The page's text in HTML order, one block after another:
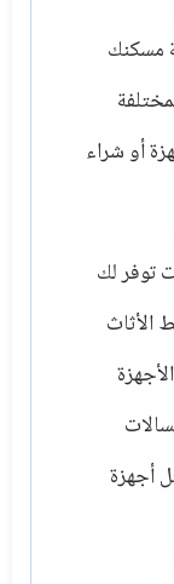
مسكنك
أو شراء
توفر لك
الأثاث
أجهزة